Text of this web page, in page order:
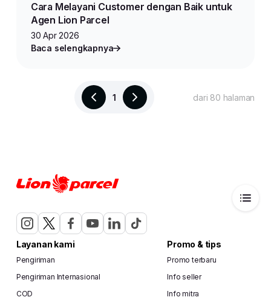
Cara Melayani Customer dengan Baik untuk
Agen Lion Parcel
30 Apr 2026
Baca selengkapnya
1 dari 80 halaman
Layanan kami
Pengiriman
Pengiriman Internasional
COD
Promo & tips
Promo terbaru
Info seller
Info mitra